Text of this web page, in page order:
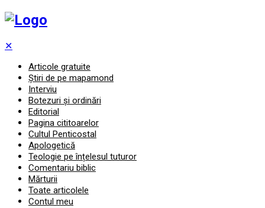
✕
Articole gratuite
Știri de pe mapamond
Interviu
Botezuri și ordinări
Editorial
Pagina cititoarelor
Cultul Penticostal
Apologetică
Teologie pe înțelesul tuturor
Comentariu biblic
Mărturii
Toate articolele
Contul meu